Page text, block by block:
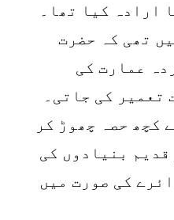
ارادہ کیا تھا۔
تھی کہ حضرت
عمارت کی
تعمیر کی جاتی۔
کچھ حصہ چھوڑ کر
بنیادوں کی
کی صورت میں